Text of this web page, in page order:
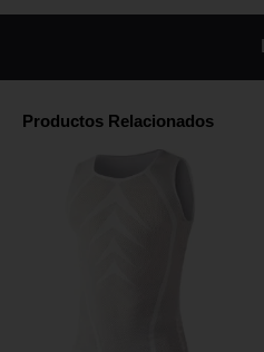
Productos Relacionados